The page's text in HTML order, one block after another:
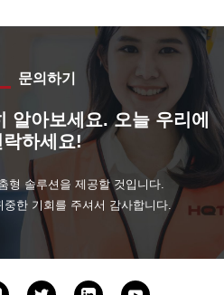
문의하기
알아보세요. 오늘 우리에
하세요!
형 솔루션을 제공할 것입니다.
한 기회를 주셔서 감사합니다.